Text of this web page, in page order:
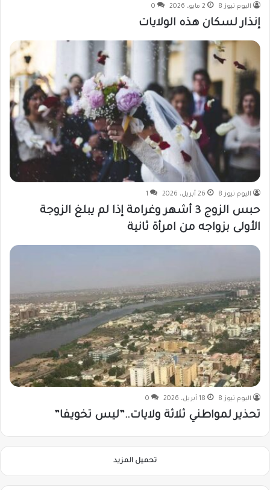
اليوم نيوز 8 2 مايو، 2026 0
إنذار لسكان هذه الولايات
اليوم نيوز 8 26 أبريل، 2026 1
حبس الزوج 3 أشهر وغرامة إذا لم يبلغ الزوجة
الأولى بزواجه من امرأة ثانية
اليوم نيوز 8 18 أبريل، 2026 0
تحذير لمواطني ثلاثة ولايات..”ليس تخويفا”
تحميل المزيد